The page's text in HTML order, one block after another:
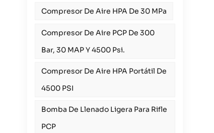
Compresor De Aire HPA De 30 MPa
Compresor De Aire PCP De 300
Bar, 30 MAP Y 4500 Psi.
Compresor De Aire HPA Portátil De
4500 PSI
Bomba De Llenado Ligera Para Rifle
PCP